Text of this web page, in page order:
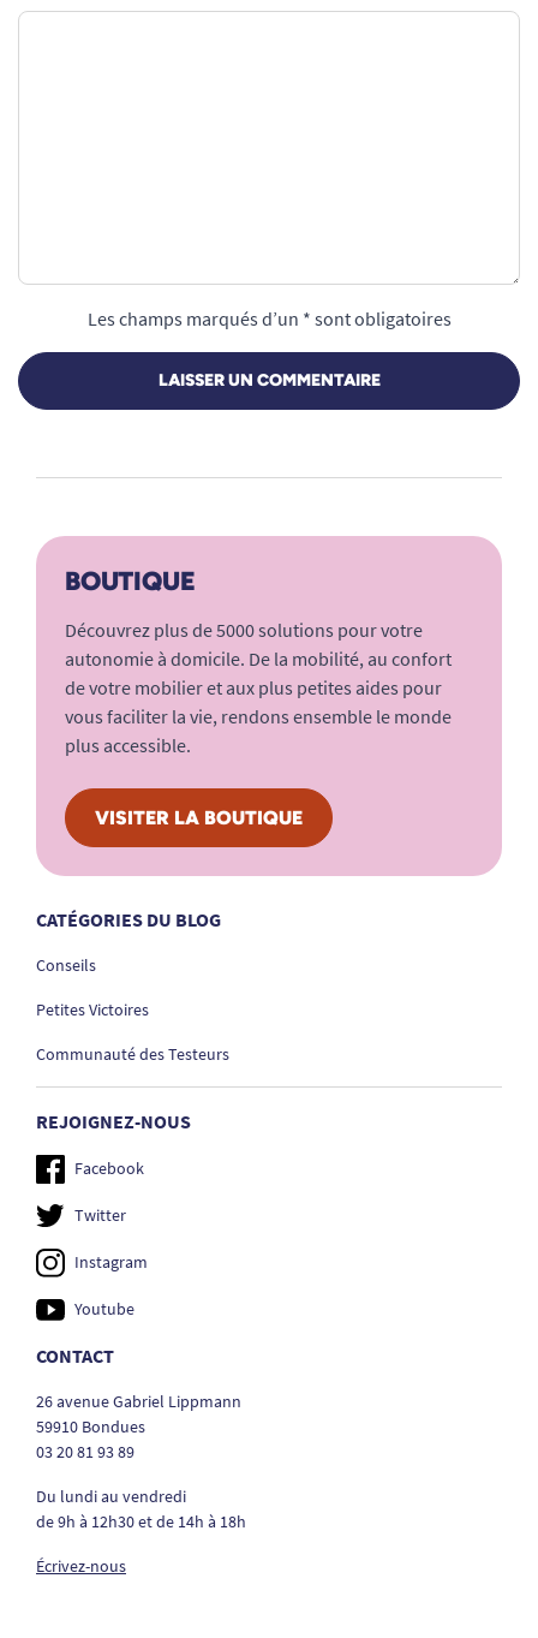
Les champs marqués d’un * sont obligatoires
LAISSER UN COMMENTAIRE
BOUTIQUE
Découvrez plus de 5000 solutions pour votre
autonomie à domicile. De la mobilité, au confort
de votre mobilier et aux plus petites aides pour
vous faciliter la vie, rendons ensemble le monde
plus accessible.
VISITER LA BOUTIQUE
CATÉGORIES DU BLOG
Conseils
Petites Victoires
Communauté des Testeurs
REJOIGNEZ-NOUS
Facebook
Twitter
Instagram
Youtube
CONTACT
26 avenue Gabriel Lippmann
59910 Bondues
03 20 81 93 89
Du lundi au vendredi
de 9h à 12h30 et de 14h à 18h
Écrivez-nous